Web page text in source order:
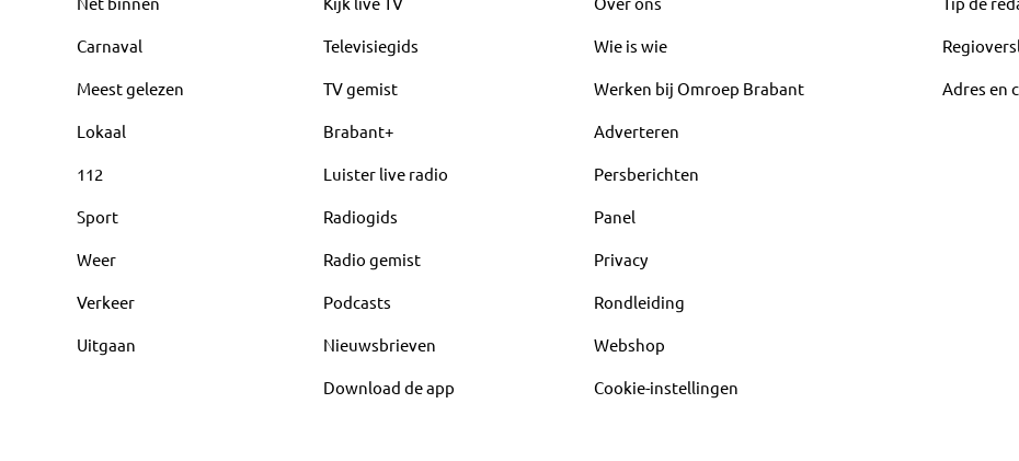
Carnaval
Meest gelezen
Lokaal
112
Sport
Weer
Verkeer
Uitgaan
Televisiegids
TV gemist
Brabant+
Luister live radio
Radiogids
Radio gemist
Podcasts
Nieuwsbrieven
Download de app
Wie is wie
Werken bij Omroep Brabant
Adverteren
Persberichten
Panel
Privacy
Rondleiding
Webshop
Cookie-instellingen
Adres en